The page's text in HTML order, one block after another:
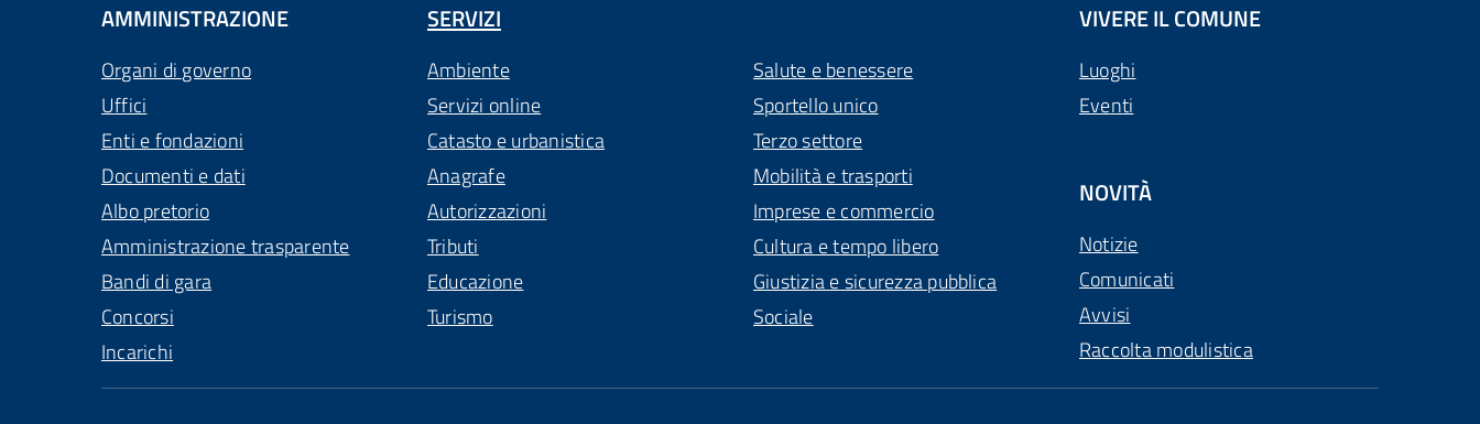
AMMINISTRAZIONE
Organi di governo
Uffici
Enti e fondazioni
Documenti e dati
Albo pretorio
Amministrazione trasparente
Bandi di gara
Concorsi
Incarichi
SERVIZI
Ambiente
Servizi online
Catasto e urbanistica
Anagrafe
Autorizzazioni
Tributi
Educazione
Turismo
Salute e benessere
Sportello unico
Terzo settore
Mobilità e trasporti
Imprese e commercio
Cultura e tempo libero
Giustizia e sicurezza pubblica
Sociale
VIVERE IL COMUNE
Luoghi
Eventi
NOVITÀ
Notizie
Comunicati
Avvisi
Raccolta modulistica